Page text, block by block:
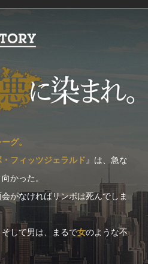
グ。
・フィッツジェラルド 』は、急な
かった。
がなければリンボは死んでしま
して男は、まるで女のような不